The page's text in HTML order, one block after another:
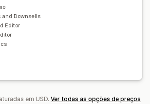
de cliques
and Downsells
Editor
em USD. Ver todas as opções de preços